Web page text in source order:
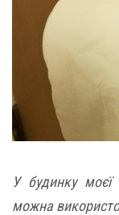
У будинку
можна